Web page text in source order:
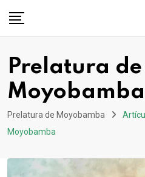
Prelatura de
Moyobamba
Prelatura de Moyobamba
Moyobamba